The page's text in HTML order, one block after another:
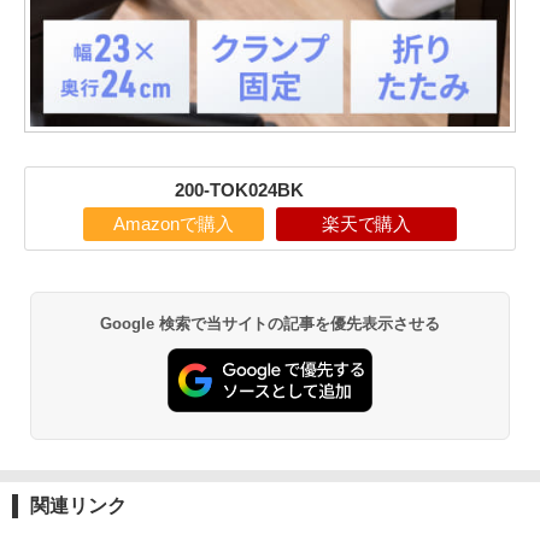
200-TOK024BK
Amazonで購入 楽天で購入
Google 検索で当サイトの記事を優先表示させる
関連リンク